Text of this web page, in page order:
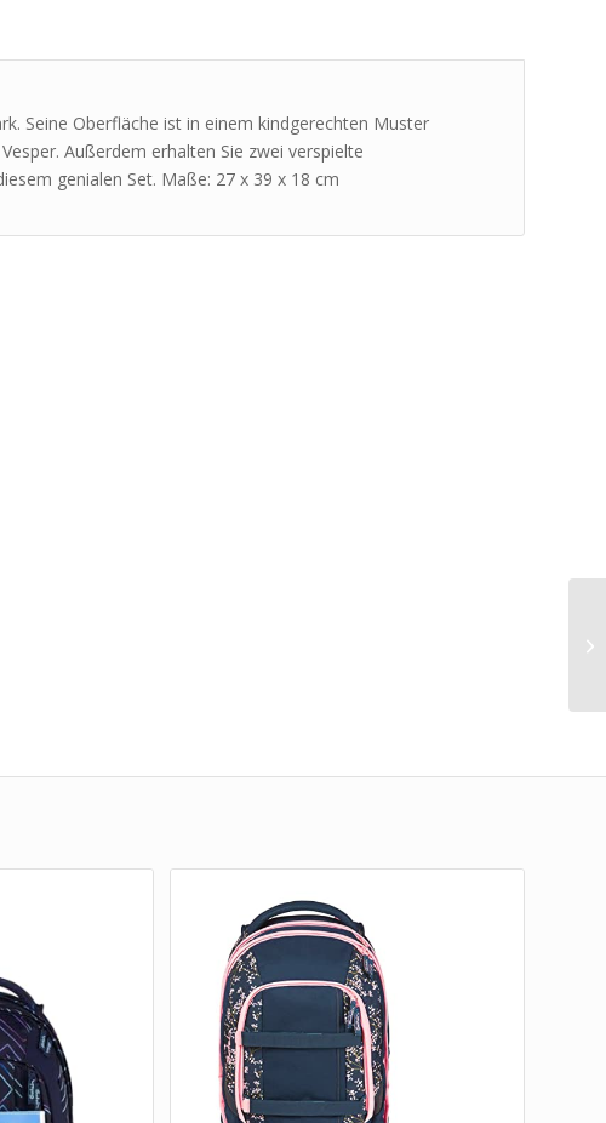
Seine Oberfläche ist in einem kindgerechten Muster
Außerdem erhalten Sie zwei verspielte
genialen Set. Maße: 27 x 39 x 18 cm